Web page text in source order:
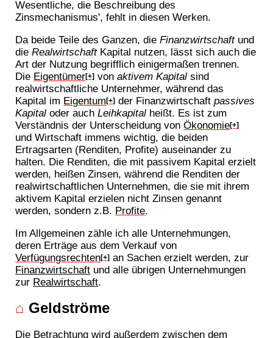
Wesentliche, die Beschreibung des
Zinsmechanismus', fehlt in diesen Werken.
Da beide Teile des Ganzen, dieFinanzwirtschaftund
dieRealwirtschaftKapital nutzen, lässt sich auch die
Art der Nutzung begrifflich einigermaßen trennen.
Die Eigentümer[+] vonaktivem Kapital sind
realwirtschaftliche Unternehmer, während das
Kapital im Eigentum[+] der Finanzwirtschaftpassives
Kapital oder auchLeihkapital heißt. Es ist zum
Verständnis der Unterscheidung vonÖkonomie[+]
und Wirtschaft immens wichtig, die beiden
Ertragsarten (Renditen, Profite) auseinander zu
halten. Die Renditen, die mit passivem Kapital erzielt
werden, heißen Zinsen, während die Renditen der
realwirtschaftlichen Unternehmen, die sie mit ihrem
aktivem Kapital erzielen nicht Zinsen genannt
werden, sondern z.B. Profite.
Im Allgemeinen zähle ich alle Unternehmungen,
deren Erträge aus dem Verkauf von
Verfügungsrechten[+] an Sachen erzielt werden, zur
Finanzwirtschaft und alle übrigen Unternehmungen
zur Realwirtschaft.
⌂ Geldströme
Die Betrachtung wird außerdem zwischen dem